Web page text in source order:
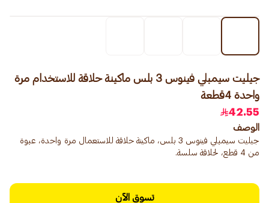
جيليت سيمبلي فينوس 3 بلس ماكينة حلاقة للاستخدام مرة
واحدة 4قطعة
42.55
الوصف
جيليت سيمبلي فينوس 3 بلس، ماكينة حلاقة للاستعمال مرة واحدة، عبوة
من 4 قطع، لحلاقة سلسة.
تسوق الآن